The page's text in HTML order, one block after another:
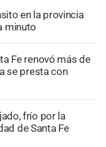
en la provincia
minuto
Fe renovó más de
se presta con
frío por la
de Santa Fe